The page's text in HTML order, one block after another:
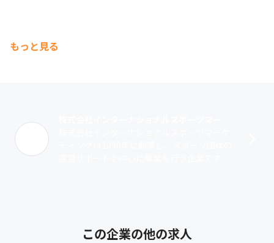
もっと見る
この企業の他の求人